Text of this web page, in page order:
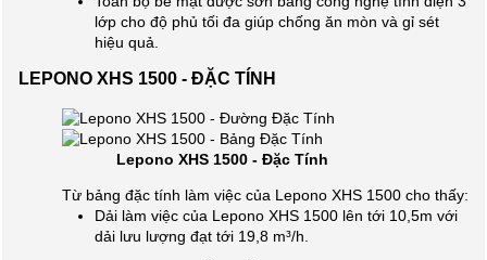
lớp cho độ phủ tối đa giúp chống ăn mòn và gỉ sét
hiệu quả.
LEPONO XHS 1500 - ĐẶC TÍNH
Lepono XHS 1500 - Đặc Tính
Từ bảng đặc tính làm việc của Lepono XHS 1500 cho thấy:
Dải làm việc của Lepono XHS 1500 lên tới 10,5m với
dải lưu lượng đạt tới 19,8 m³/h.